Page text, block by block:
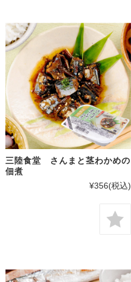
三陸食堂 さんまと茎わかめの
佃煮
¥356(税込)